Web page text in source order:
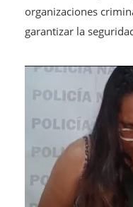
organizaciones
garantizar la